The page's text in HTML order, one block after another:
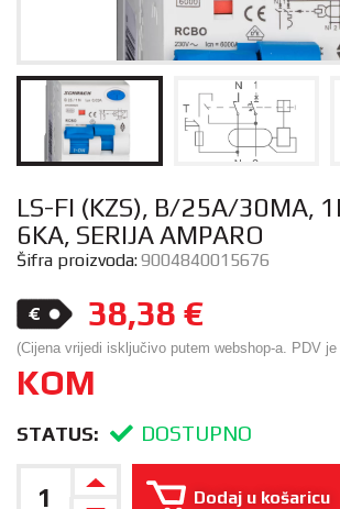
LS-FI (KZS), B/25A/30MA,
6KA, SERIJA AMPARO
Šifra proizvoda:9004840015676
38,38 €
(Cijena vrijedi isključivo putem webshop-a. PDV
KOM
STATUS: DOSTUPNO
Dodaj u košaricu